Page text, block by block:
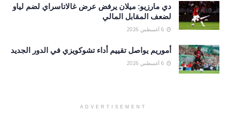
دي مارزيو: ميلان يرفض عرض غالاتاسراي لضم لياو
لضعف المقابل المالي
أموريم يواصل تقييم أداء تشوكويزي في الدور الجديد
ADVERTISEMENT